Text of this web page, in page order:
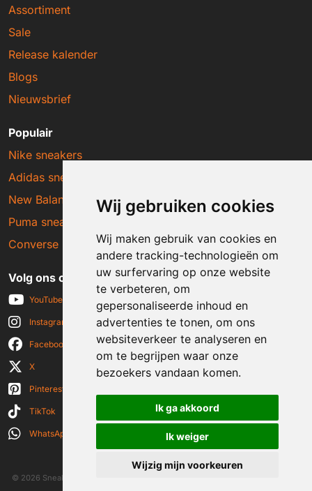
Wij gebruiken cookies
Wij maken gebruik van cookies en
andere tracking-technologieën om
uw surfervaring op onze website
te verbeteren, om
gepersonaliseerde inhoud en
advertenties te tonen, om ons
websiteverkeer te analyseren en
om te begrijpen waar onze
bezoekers vandaan komen.
Ik ga akkoord
Ik weiger
Wijzig mijn voorkeuren
Assortiment
Sale
Release kalender
Blogs
Nieuwsbrief
Populair
Nike sneakers
Adidas sneakers
New Balance sneakers
Puma sneakers
Converse sneakers
Volg ons op social media
YouTube
Instagram
Facebook
X
Pinterest
TikTok
WhatsApp
© 2026 Sneakerplaats.nl